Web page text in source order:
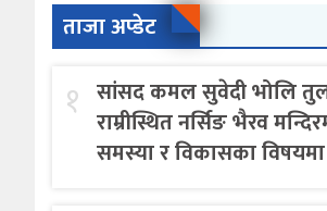
ताजा अप्डेट
१ सांसद कमल सुवेदी भोलि
राम्रीस्थित नर्सिङ भैरव
समस्या र विकासका